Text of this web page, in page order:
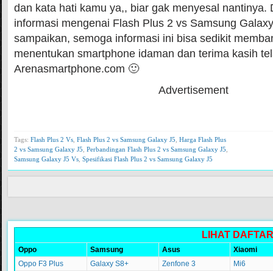
dan kata hati kamu ya,, biar gak menyesal nantinya.
informasi mengenai Flash Plus 2 vs Samsung
sampaikan, semoga informasi ini bisa sedikit
menentukan smartphone idaman dan terima kasih
Arenasmartphone.com 🙂
Advertisement
Tags: Flash Plus 2 Vs, Flash Plus 2 vs Samsung Galaxy J5 Harga Flash Plus
2 vs Samsung Galaxy J5 Perbandingan Flash Plus 2 vs Samsung Galaxy J5
Samsung Galaxy J5 Vs, Spesifikasi Flash Plus 2 vs Samsung Galaxy J5
LIHAT
Oppo Samsung Asus
Xiaomi
Oppo F3 Plus
Galaxy S8+ Zenfone 3
Mi6